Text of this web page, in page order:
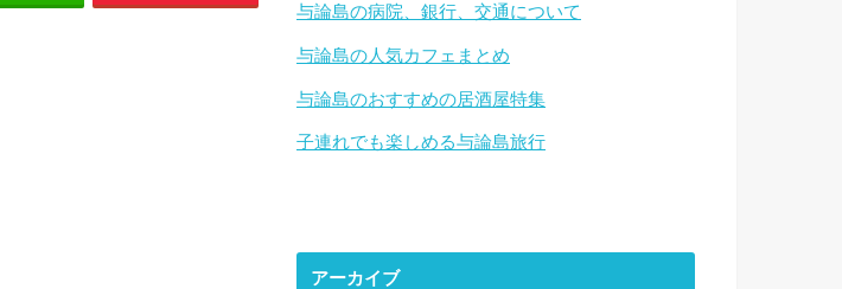
与論島の病院、銀行、交通について
与論島の人気カフェまとめ
与論島のおすすめの居酒屋特集
子連れでも楽しめる与論島旅行
アーカイブ